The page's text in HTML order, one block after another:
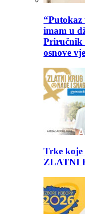
“Putokaz
imam u
Priručnik
osnove
Trke koje
ZLATNI